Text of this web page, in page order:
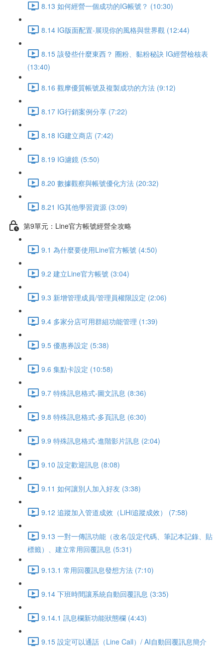
8.13 如何經營一個成功的IG帳號？ (10:30)
8.14 IG版面配置-展現你的風格與世界觀 (12:44)
8.15 該發些什麼東西？ 圈粉、黏粉秘訣 IG經營檢核表
(13:40)
8.16 觀摩優質帳號及複製成功的方法 (9:12)
8.17 IG行銷案例分享 (7:22)
8.18 IG建立商店 (7:42)
8.19 IG濾鏡 (5:50)
8.20 數據觀察與帳號優化方法 (20:32)
8.21 IG其他學習資源 (3:09)
第9單元：Line官方帳號經營全攻略
9.1 為什麼要使用Line官方帳號 (4:50)
9.2 建立Line官方帳號 (3:04)
9.3 新增管理成員/管理員權限設定 (2:06)
9.4 多家分店可用群組功能管理 (1:39)
9.5 優惠券設定 (5:38)
9.6 集點卡設定 (10:58)
9.7 特殊訊息格式-圖文訊息 (8:36)
9.8 特殊訊息格式-多頁訊息 (6:30)
9.9 特殊訊息格式-進階影片訊息 (2:04)
9.10 設定歡迎訊息 (8:08)
9.11 如何讓別人加入好友 (3:38)
9.12 追蹤加入管道成效（LiHi追蹤成效） (7:58)
9.13 一對一傳訊功能（改名/設定代碼、筆記本記錄、貼
標籤）、建立常用回覆訊息 (5:31)
9.13.1 常用回覆訊息發想方法 (7:10)
9.14 下班時間讓系統自動回覆訊息 (3:35)
9.14.1 訊息欄新功能狀態欄 (4:43)
9.15 設定可以通話（Line Call）/ AI自動回覆訊息簡介